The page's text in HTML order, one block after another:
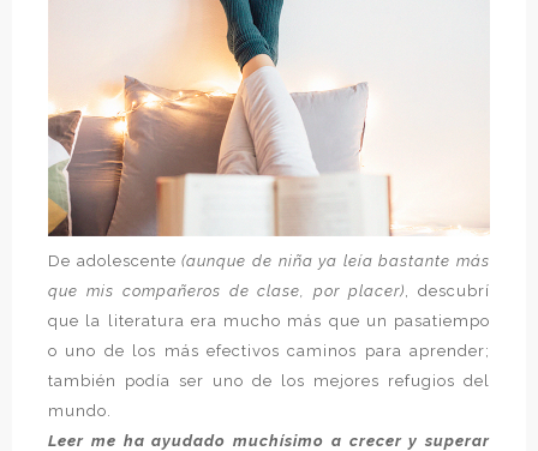
De adolescente(aunque de niña ya leía bastante más
que mis compañeros de clase, por placer) , descubrí
que la literatura era mucho más que un pasatiempo
o uno de los más efectivos caminos para aprender;
también podía ser uno de los mejores refugios del
mundo.
Leer me ha ayudado muchísimo a crecer y superar